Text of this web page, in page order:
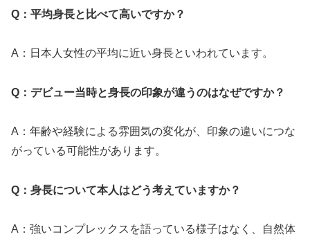
Q：平均身長と比べて高いですか？
A：日本人女性の平均に近い身長といわれています。
Q：デビュー当時と身長の印象が違うのはなぜですか？
A：年齢や経験による雰囲気の変化が、印象の違いにつな
がっている可能性があります。
Q：身長について本人はどう考えていますか？
A：強いコンプレックスを語っている様子はなく、自然体